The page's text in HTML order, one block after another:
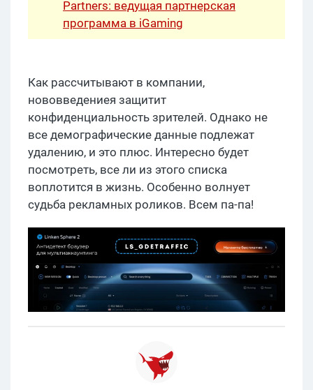
Partners: ведущая партнерская
программа в iGaming
Как рассчитывают в компании,
нововведениея защитит
конфиденциальность зрителей. Однако не
все демографические данные подлежат
удалению, и это плюс. Интересно будет
посмотреть, все ли из этого списка
воплотится в жизнь. Особенно волнует
судьба рекламных роликов. Всем па-па!